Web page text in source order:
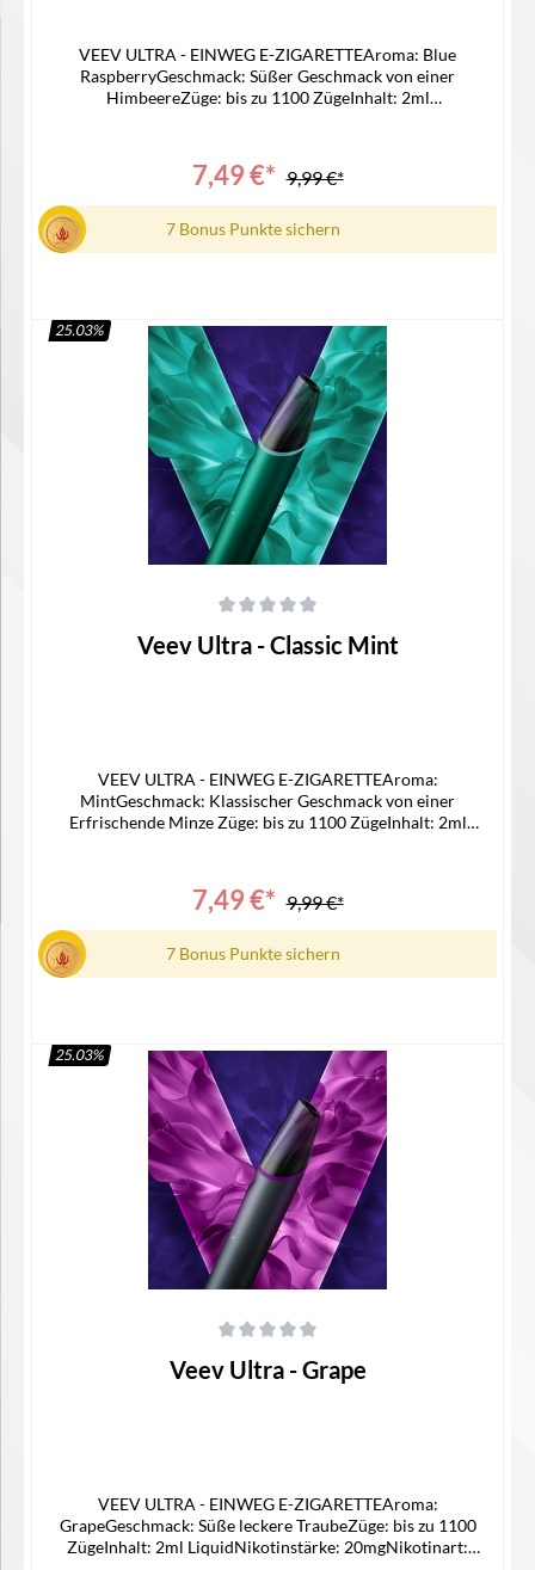
VEEV ULTRA - EINWEG E-ZIGARETTEAroma: Blue
RaspberryGeschmack: Süßer Geschmack von einer
HimbeereZüge: bis zu 1100 ZügeInhalt: 2ml
Bedienungsanleitung
7,49 €* 9,99 €*
7 Bonus Punkte sichern
In den Warenkorb
25.03%
Veev Ultra - Classic Mint
VEEV ULTRA - EINWEG E-ZIGARETTEAroma:
MintGeschmack: Klassischer Geschmack von einer
Erfrischende Minze Züge: bis zu 1100 ZügeInhalt: 2ml
Bedienungsanleitung
7,49 €* 9,99 €*
7 Bonus Punkte sichern
In den Warenkorb
25.03%
Veev Ultra - Grape
VEEV ULTRA - EINWEG E-ZIGARETTEAroma:
GrapeGeschmack: Süße leckere TraubeZüge: bis zu 1100
ZügeInhalt: 2ml LiquidNikotinstärke: 20mgNikotinart: